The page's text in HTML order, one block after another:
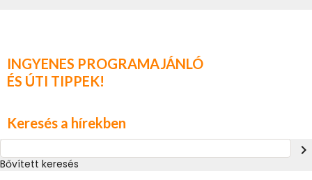
INGYENES PROGRAMAJÁNLÓ
ÉS ÚTI TIPPEK!
Keresés a hírekben
navigate_next
Bővített keresés